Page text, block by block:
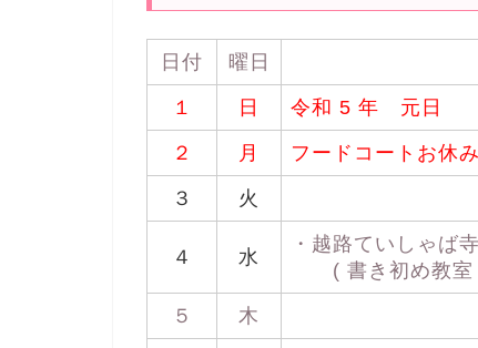
日付 曜日
１ 日 令和 5 年 元日
２ 月 フードコートお休み
３ 火
４ 水
・越路ていしゃ
( 書き初め教室
５ 木